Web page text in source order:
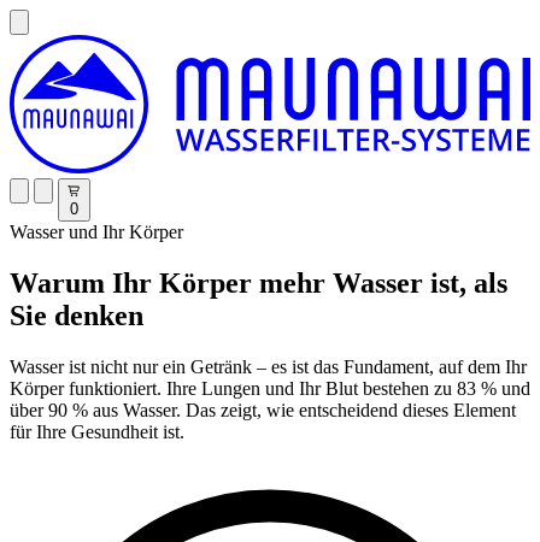
0
Wasser und Ihr Körper
Warum Ihr Körper mehr Wasser ist, als
Sie denken
Wasser ist nicht nur ein Getränk – es ist das Fundament, auf dem Ihr
Körper funktioniert. Ihre Lungen und Ihr Blut bestehen zu 83 % und
über 90 % aus Wasser. Das zeigt, wie entscheidend dieses Element
für Ihre Gesundheit ist.